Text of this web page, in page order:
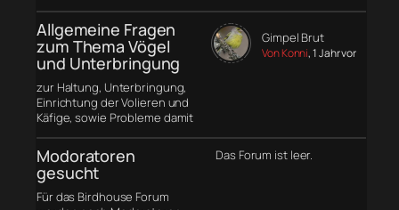
Allgemeine Fragen
zum Thema Vögel
und Unterbringung
zur Haltung, Unterbringung,
Einrichtung der Volieren und
Käfige, sowie Probleme damit
Gimpel Brut
Von Konni, 1 Jahr vor
Modoratoren
gesucht
Für das Birdhouse Forum
Das Forum ist leer.